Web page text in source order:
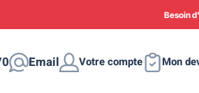
Besoin
Email Votre compte Mon